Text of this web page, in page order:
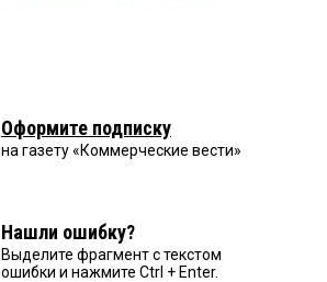
Оформите подписку
на газету «Коммерческие вести»
Нашли ошибку?
Выделите фрагмент с текстом
ошибки и нажмите Ctrl + Enter.